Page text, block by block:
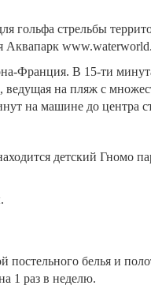
гольфа стрельбы
Аквапарк
Франция. В 15-ти
ведущая на пляж с
на машине до центра
детский Гномо
постельного белья и
1 раз в неделю.